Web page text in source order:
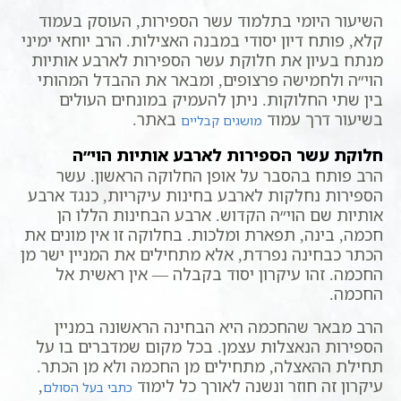
השיעור היומי בתלמוד עשר הספירות, העוסק בעמוד
קלא, פותח דיון יסודי במבנה האצילות. הרב יוחאי ימיני
מנתח בעיון את חלוקת עשר הספירות לארבע אותיות
הוי״ה ולחמישה פרצופים, ומבאר את ההבדל המהותי
בין שתי החלוקות. ניתן להעמיק במונחים העולים
בשיעור דרך עמוד מושגים קבליים באתר.
חלוקת עשר הספירות לארבע אותיות הוי״ה
הרב פותח בהסבר על אופן החלוקה הראשון. עשר
הספירות נחלקות לארבע בחינות עיקריות, כנגד ארבע
אותיות שם הוי״ה הקדוש. ארבע הבחינות הללו הן
חכמה, בינה, תפארת ומלכות. בחלוקה זו אין מונים את
הכתר כבחינה נפרדת, אלא מתחילים את המניין ישר מן
החכמה. זהו עיקרון יסוד בקבלה — אין ראשית אל
החכמה.
הרב מבאר שהחכמה היא הבחינה הראשונה במניין
הספירות הנאצלות עצמן. בכל מקום שמדברים בו על
תחילת ההאצלה, מתחילים מן החכמה ולא מן הכתר.
עיקרון זה חוזר ונשנה לאורך כל לימוד כתבי בעל הסולם,